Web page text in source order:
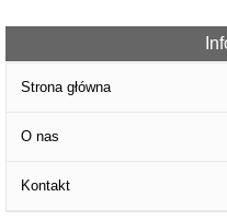
Strona główna
O nas
Kontakt